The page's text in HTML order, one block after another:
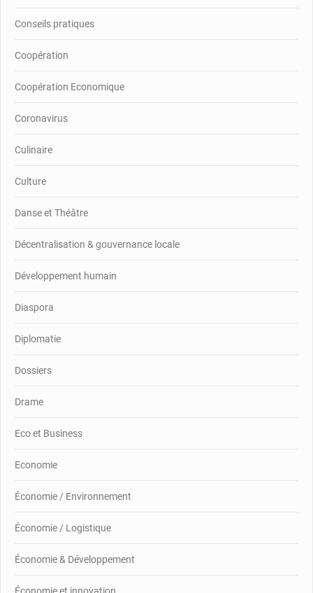
Conseils pratiques
Coopération
Coopération Economique
Coronavirus
Culinaire
Culture
Danse et Théâtre
Décentralisation & gouvernance locale
Développement humain
Diaspora
Diplomatie
Dossiers
Drame
Eco et Business
Economie
Économie / Environnement
Économie / Logistique
Économie & Développement